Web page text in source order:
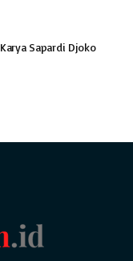
Sapardi Djoko